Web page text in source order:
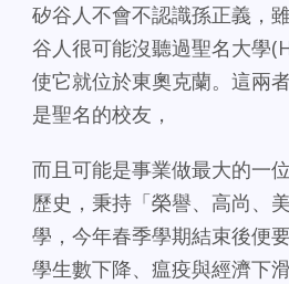
矽谷人不會不認識孫正義，
谷人很可能沒聽過聖名大學
使它就位於東奧克蘭。這兩
是聖名的校友，
而且可能是事業做最大的一
歷史，秉持「榮譽、高尚、
學，今年春季學期結束後便
學生數下降、瘟疫與經濟下